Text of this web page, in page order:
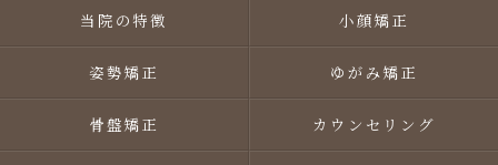
当院の特徴 小顔矯正
姿勢矯正 ゆがみ矯正
骨盤矯正 カウンセリング